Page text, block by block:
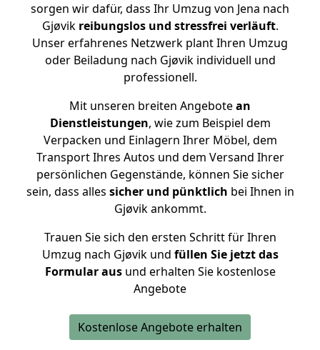
sorgen wir dafür, dass Ihr Umzug von Jena nach
Gjøvik reibungslos und stressfrei verläuft.
Unser erfahrenes Netzwerk plant Ihren Umzug
oder Beiladung nach Gjøvik individuell und
professionell.
Mit unseren breiten Angebotean
Dienstleistungen, wie zum Beispiel dem
Verpacken und Einlagern Ihrer Möbel, dem
Transport Ihres Autos und dem Versand Ihrer
persönlichen Gegenstände, können Sie sicher
sein, dass alles sicher und pünktlich bei Ihnen in
Gjøvik ankommt.
Trauen Sie sich den ersten Schritt für Ihren
Umzug nach Gjøvik und füllen Sie jetzt das
Formular ausund erhalten Sie kostenlose
Angebote
Kostenlose Angebote erhalten